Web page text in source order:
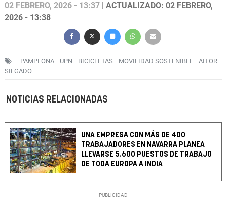
02 FEBRERO, 2026 - 13:37 | ACTUALIZADO: 02 FEBRERO,
2026 - 13:38
PAMPLONA UPN BICICLETAS MOVILIDAD SOSTENIBLE
AITOR
SILGADO
NOTICIAS RELACIONADAS
UNA EMPRESA CON MÁS DE 400
TRABAJADORES EN NAVARRA PLANEA
LLEVARSE 5.600 PUESTOS DE TRABAJO
DE TODA EUROPA A INDIA